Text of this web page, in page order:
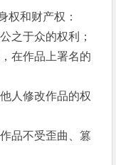
和财产权：
于众的权利；
在作品上署名的
人修改作品的权
品不受歪曲、篡